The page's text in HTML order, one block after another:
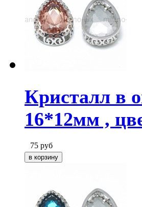
Кристалл в
16*12мм ,
75 руб